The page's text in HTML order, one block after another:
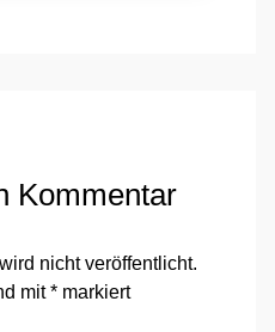
Kommentar
nicht veröffentlicht.
mit* markiert